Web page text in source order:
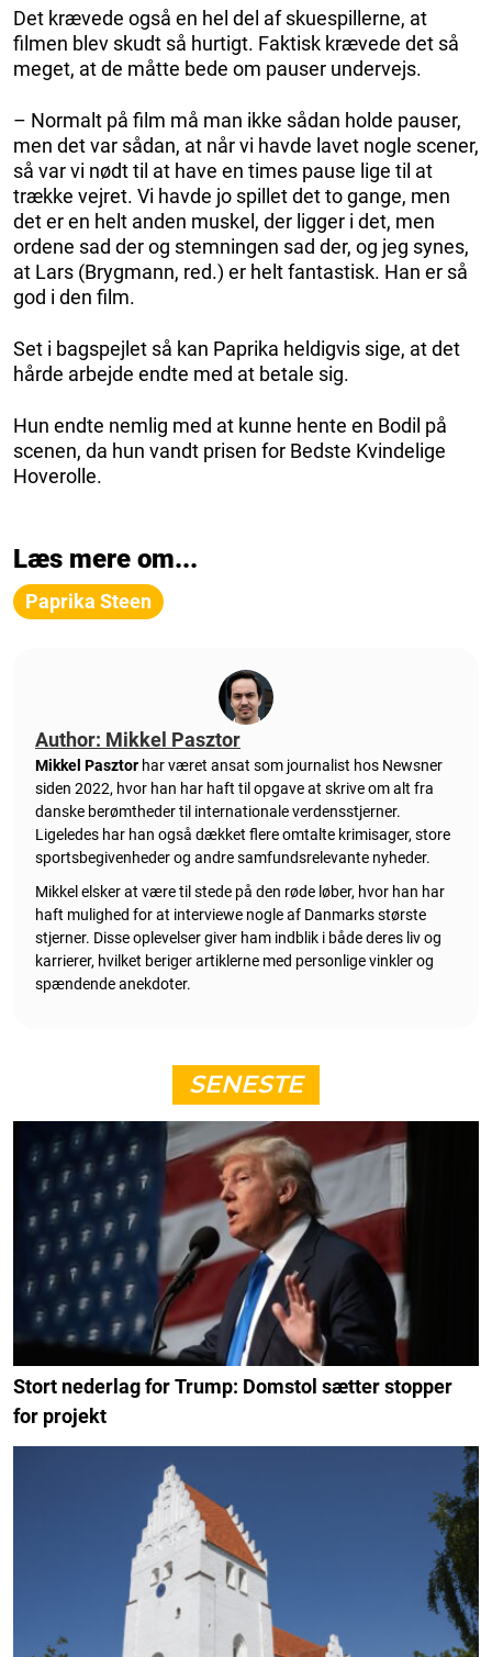
Det krævede også en hel del af skuespillerne, at
filmen blev skudt så hurtigt. Faktisk krævede det så
meget, at de måtte bede om pauser undervejs.
– Normalt på film må man ikke sådan holde pauser,
men det var sådan, at når vi havde lavet nogle scener,
så var vi nødt til at have en times pause lige til at
trække vejret. Vi havde jo spillet det to gange, men
det er en helt anden muskel, der ligger i det, men
ordene sad der og stemningen sad der, og jeg synes,
at Lars (Brygmann, red.) er helt fantastisk. Han er så
god i den film.
Set i bagspejlet så kan Paprika heldigvis sige, at det
hårde arbejde endte med at betale sig.
Hun endte nemlig med at kunne hente en Bodil på
scenen, da hun vandt prisen for Bedste Kvindelige
Hoverolle.
Læs mere om...
Paprika Steen
Author: Mikkel Pasztor
Mikkel Pasztor har været ansat som journalist hos Newsner
siden 2022, hvor han har haft til opgave at skrive om alt fra
danske berømtheder til internationale verdensstjerner.
Ligeledes har han også dækket flere omtalte krimisager, store
sportsbegivenheder og andre samfundsrelevante nyheder.
Mikkel elsker at være til stede på den røde løber, hvor han har
haft mulighed for at interviewe nogle af Danmarks største
stjerner. Disse oplevelser giver ham indblik i både deres liv og
karrierer, hvilket beriger artiklerne med personlige vinkler og
spændende anekdoter.
SENESTE
Stort nederlag for Trump: Domstol sætter stopper
for projekt